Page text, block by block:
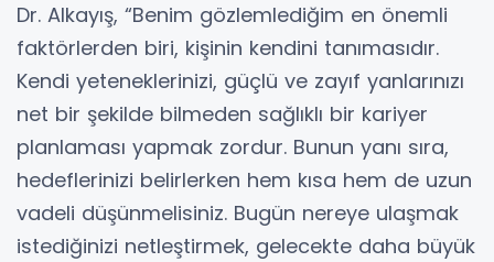
Dr. Alkayış, “Benim gözlemlediğim en önemli
faktörlerden biri, kişinin kendini tanımasıdır.
Kendi yeteneklerinizi, güçlü ve zayıf yanlarınızı
net bir şekilde bilmeden sağlıklı bir kariyer
planlaması yapmak zordur. Bunun yanı sıra,
hedeflerinizi belirlerken hem kısa hem de uzun
vadeli düşünmelisiniz. Bugün nereye ulaşmak
istediğinizi netleştirmek, gelecekte daha büyük